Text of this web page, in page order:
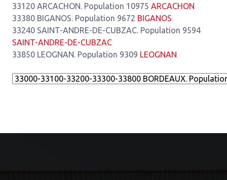
33120 ARCACHON. Population 10975 ARCACHON
33380 BIGANOS. Population 9672 BIGANOS
33240 SAINT-ANDRE-DE-CUBZAC. Population 9594
SAINT-ANDRE-DE-CUBZAC
33850 LEOGNAN. Population 9309 LEOGNAN